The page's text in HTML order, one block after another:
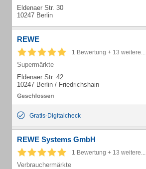
Eldenaer Str. 30
10247 Berlin
REWE
1 Bewertung + 13 weitere...
Supermärkte
Eldenaer Str. 42
10247 Berlin / Friedrichshain
Gratis-Digitalcheck
REWE Systems GmbH
1 Bewertung + 13 weitere...
Verbrauchermärkte